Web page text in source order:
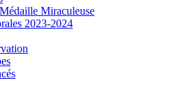
Miraculeuse
2023-2024